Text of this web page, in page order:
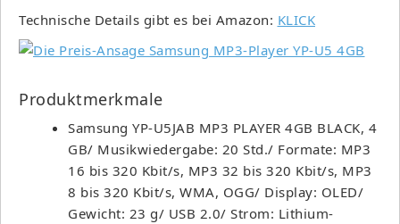
Technische Details gibt es bei Amazon: KLICK
Produktmerkmale
Samsung YP-U5JAB MP3 PLAYER 4GB BLACK, 4
GB/ Musikwiedergabe: 20 Std./ Formate: MP3
16 bis 320 Kbit/s, MP3 32 bis 320 Kbit/s, MP3
8 bis 320 Kbit/s, WMA, OGG/ Display: OLED/
Gewicht: 23 g/ USB 2.0/ Strom: Lithium-